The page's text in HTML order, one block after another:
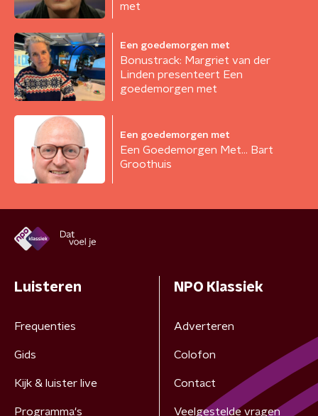
met
Een goedemorgen met
Bonustrack: Margriet van der
Linden presenteert Een
goedemorgen met
Een goedemorgen met
Een Goedemorgen Met... Bart
Groothuis
Luisteren
Frequenties
Gids
Kijk & luister live
Programma's
NPO Klassiek
Adverteren
Colofon
Contact
Veelgestelde vragen